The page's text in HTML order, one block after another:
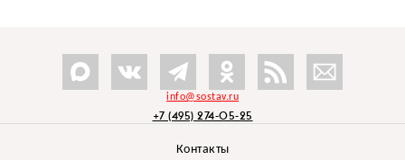
info@sostav.ru
+7 (495) 274-05-25
Контакты